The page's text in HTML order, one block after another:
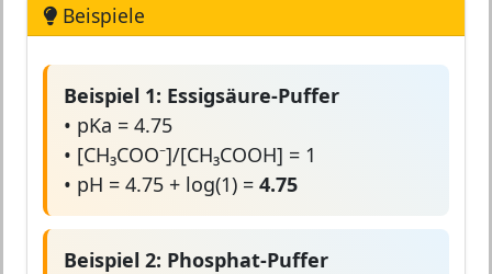
Beispiele
Beispiel 1: Essigsäure-Puffer
• pKa = 4.75
• [CH₃COO⁻]/[CH₃COOH] = 1
• pH = 4.75 + log(1) = 4.75
Beispiel 2: Phosphat-Puffer